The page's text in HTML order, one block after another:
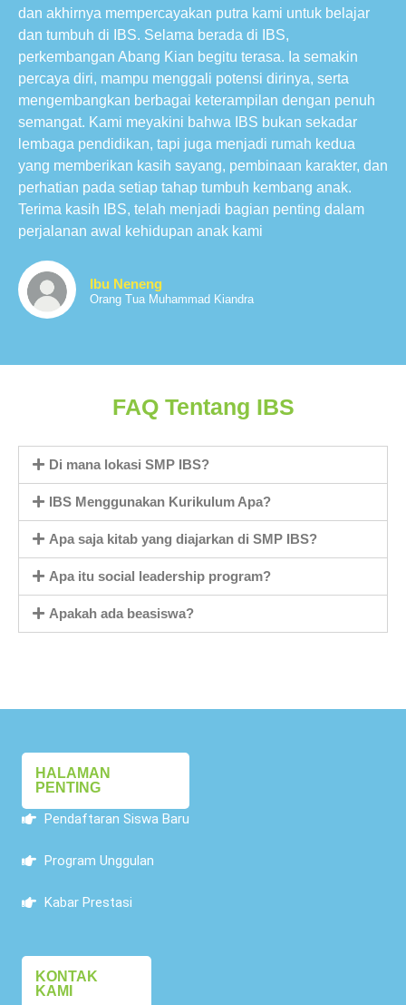
dan akhirnya mempercayakan putra kami untuk belajar
dan tumbuh di IBS. Selama berada di IBS,
perkembangan Abang Kian begitu terasa. Ia semakin
percaya diri, mampu menggali potensi dirinya, serta
mengembangkan berbagai keterampilan dengan penuh
semangat. Kami meyakini bahwa IBS bukan sekadar
lembaga pendidikan, tapi juga menjadi rumah kedua
yang memberikan kasih sayang, pembinaan karakter, dan
perhatian pada setiap tahap tumbuh kembang anak.
Terima kasih IBS, telah menjadi bagian penting dalam
perjalanan awal kehidupan anak kami
Ibu Neneng
Orang Tua Muhammad Kiandra
FAQ Tentang IBS
Di mana lokasi SMP IBS?
IBS Menggunakan Kurikulum Apa?
Apa saja kitab yang diajarkan di SMP IBS?
Apa itu social leadership program?
Apakah ada beasiswa?
HALAMAN
PENTING
Pendaftaran Siswa Baru
Program Unggulan
Kabar Prestasi
KONTAK
KAMI